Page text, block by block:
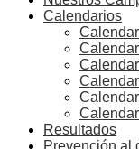
Calendarios
Resultados
Prevención al